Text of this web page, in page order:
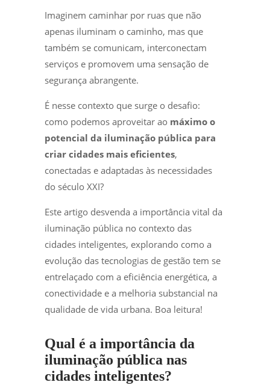
Imaginem caminhar por ruas que não
apenas iluminam o caminho, mas que
também se comunicam, interconectam
serviços e promovem uma sensação de
segurança abrangente.
É nesse contexto que surge o desafio:
como podemos aproveitar ao máximo o
potencial da iluminação pública para
criar cidades mais eficientes,
conectadas e adaptadas às necessidades
do século XXI?
Este artigo desvenda a importância vital da
iluminação pública no contexto das
cidades inteligentes, explorando como a
evolução das tecnologias de gestão tem se
entrelaçado com a eficiência energética, a
conectividade e a melhoria substancial na
qualidade de vida urbana. Boa leitura!
Qual é a importância da
iluminação pública nas
cidades inteligentes?